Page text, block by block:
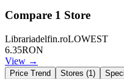
Compare 1 Store
Librariadelfin.roLOWEST
6.35RON
View →
Price Trend Stores (1)